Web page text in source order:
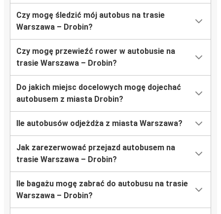
Czy mogę śledzić mój autobus na trasie
Warszawa – Drobin?
Czy mogę przewieźć rower w autobusie na
trasie Warszawa – Drobin?
Do jakich miejsc docelowych mogę dojechać
autobusem z miasta Drobin?
Ile autobusów odjeżdża z miasta Warszawa?
Jak zarezerwować przejazd autobusem na
trasie Warszawa – Drobin?
Ile bagażu mogę zabrać do autobusu na trasie
Warszawa – Drobin?